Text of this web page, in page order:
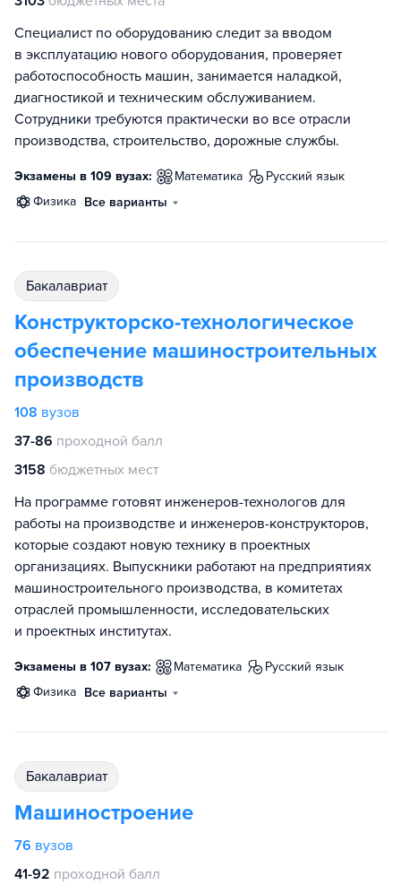
Специалист по оборудованию следит за вводом
в эксплуатацию нового оборудования, проверяет
работоспособность машин, занимается наладкой,
диагностикой и техническим обслуживанием.
Сотрудники требуются практически во все отрасли
производства, строительство, дорожные службы.
Экзамены в 109 вузах: математика
русский язык
физика Все варианты
бакалавриат
Конструкторско-технологическое
обеспечение машиностроительных
производств
108 вузов
37-86 проходной балл
3158 бюджетных мест
На программе готовят инженеров-технологов для
работы на производстве и инженеров-конструкторов,
которые создают новую технику в проектных
организациях. Выпускники работают на предприятиях
машиностроительного производства, в комитетах
отраслей промышленности, исследовательских
и проектных институтах.
Экзамены в 107 вузах: математика
русский язык
физика Все варианты
бакалавриат
Машиностроение
76 вузов
41-92 проходной балл